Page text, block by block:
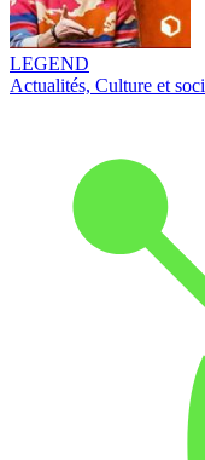
LEGEND
Actualités, Culture et